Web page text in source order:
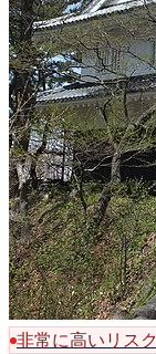
非常に高いリスク